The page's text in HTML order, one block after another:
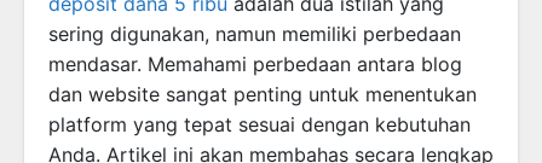
sering digunakan, namun memiliki perbedaan
mendasar. Memahami perbedaan antara blog
dan website sangat penting untuk menentukan
platform yang tepat sesuai dengan kebutuhan
Anda. Artikel ini akan membahas secara lengkap